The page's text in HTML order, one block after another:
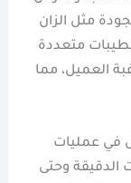
مثل الزان
متعددة
العميل، مما
في عمليات
الدقيقة وحتى